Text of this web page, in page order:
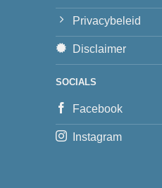
Privacybeleid
Disclaimer
SOCIALS
Facebook
Instagram